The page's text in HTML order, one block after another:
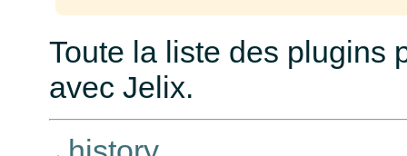
Toute la liste des plugins
avec Jelix.